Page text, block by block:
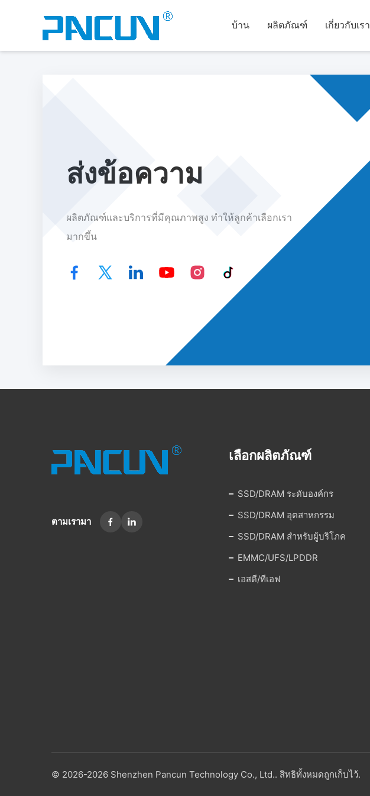
บ้าน ผลิตภัณฑ์ เกี่ยวกับเรา
ส่งข้อความ
ผลิตภัณฑ์และบริการที่มีคุณภาพสูง ทําให้ลูกค้าเลือกเรา
มากขึ้น
ตามเรามา
เลือกผลิตภัณฑ์
SSD/DRAM ระดับองค์กร
SSD/DRAM อุตสาหกรรม
SSD/DRAM สําหรับผู้บริโภค
EMMC/UFS/LPDDR
เอสดี/ทีเอฟ
© 2026-2026 Shenzhen Pancun Technology Co., Ltd.. สิทธิทั้งหมดถูกเก็บไว้.